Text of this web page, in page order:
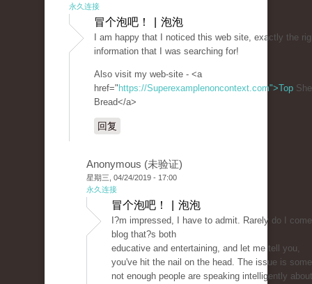
永久连接
冒个泡吧！ | 泡泡
I am happy that I noticed this web site, exactly the
information that I was searching for!
Also visit my web-site - <a
href=" https://Superexamplenoncontext.com">Top
Bread</a>
回复
Anonymous (未验证)
星期三, 04/24/2019 - 17:00
永久连接
冒个泡吧！ | 泡泡
I?m impressed, I have to admit. Rarely do I
blog that?s both
educative and entertaining, and let me tell you,
you've hit the nail on the head. The issue is
not enough people are speaking intelligently